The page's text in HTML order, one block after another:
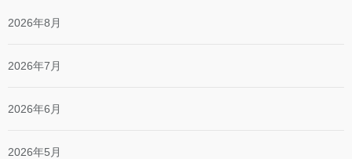
2026年8月
2026年7月
2026年6月
2026年5月